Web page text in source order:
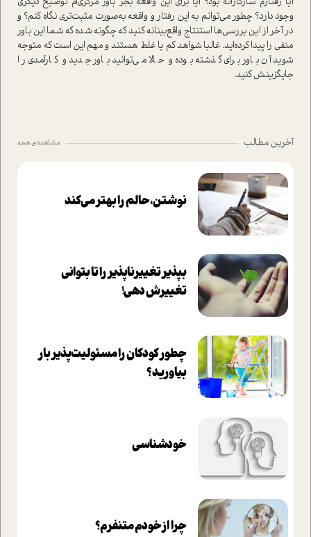
وجود دارد؟ چطور می‌توانم به این رفتار و واقعه به‌صورت مثبت‌تری نگاه کنم؟ و
در آخر از این بررسی‌ها استنتاج واقع‌بینانه کنید که چگونه شده که شما این باور
منفی را پیدا کرده‌اید. غالبا شواهد کم یا غلط هستند و مهم این است که متوجه
شوید آن باور برای گذشته بوده و حالا می‌توانید باور جدید و کارآمدی را
جایگزینش کنید.
آخرین مطالب مشاهده ی همه
نوشتن، حالم را بهتر می‌کند
بپذير تغييرناپذير را تا بتواني
تغييرش دهي!‏
چطور کودکان را مسئولیت‌پذیر بار
بیاورید؟
خودشناسی
چرا از خودم متنفرم؟